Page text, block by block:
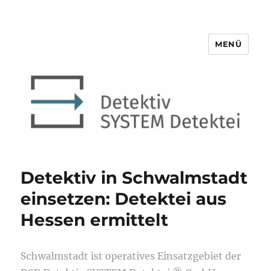
Detektiv SYSTEM Detektei ®
MENÜ
Detektiv in Schwalmstadt
einsetzen: Detektei aus
Hessen ermittelt
Schwalmstadt ist operatives Einsatzgebiet der